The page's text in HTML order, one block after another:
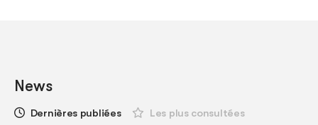
News
Dernières publiées Les plus consultées